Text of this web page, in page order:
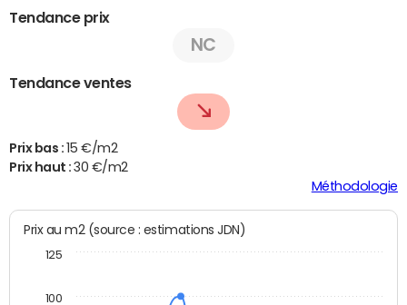
Tendance prix
NC
Tendance ventes
Prix bas : 15 €/m2
Prix haut :30 €/m2
Méthodologie
Prix au m2 (source : estimations JDN)
100
125